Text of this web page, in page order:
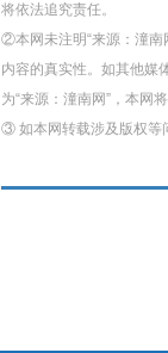
将依法追究责任。
②本网未注明“来源：潼南
内容的真实性。如其他媒
为“来源：潼南网”，本网
③ 如本网转载涉及版权等